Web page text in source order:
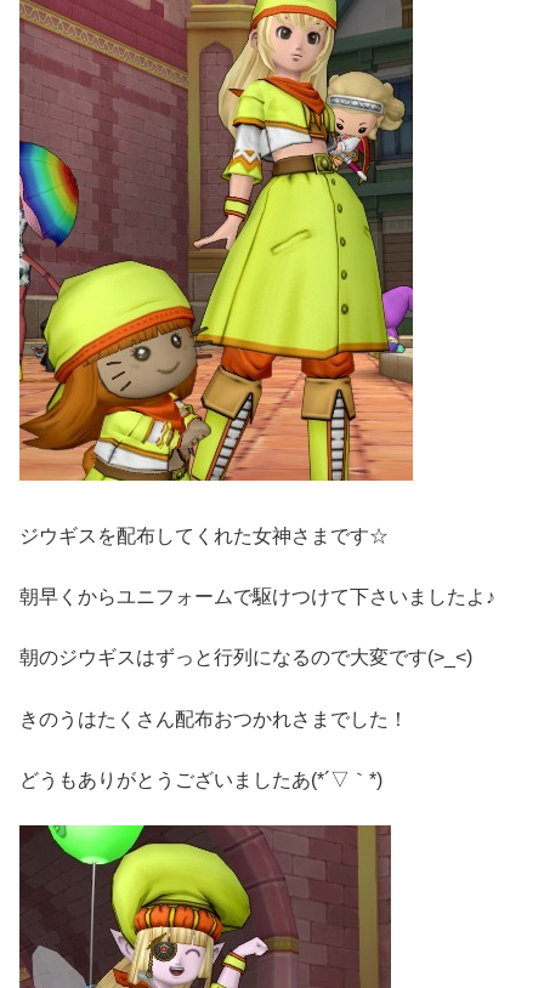
ジウギスを配布してくれた女神さまです☆
朝早くからユニフォームで駆けつけて下さいましたよ♪
朝のジウギスはずっと行列になるので大変です(>_<)
きのうはたくさん配布おつかれさまでした！
どうもありがとうございましたあ(*´▽｀*)